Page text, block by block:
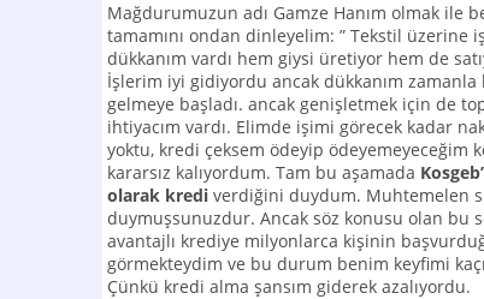
Mağdurumuzun adı Gamze Hanım olmak ile
tamamını ondan dinleyelim: ” Tekstil üzerine
dükkanım vardı hem giysi üretiyor hem de
İşlerim iyi gidiyordu ancak dükkanım zamanla
gelmeye başladı. ancak genişletmek için de
ihtiyacım vardı. Elimde işimi görecek kadar
yoktu, kredi çeksem ödeyip ödeyemeyeceğim
kararsız kalıyordum. Tam bu aşamada
olarak kredi verdiğini duydum. Muhtemelen
duymuşsunuzdur. Ancak söz konusu olan bu
avantajlı krediye milyonlarca kişinin
görmekteydim ve bu durum benim keyfimi
Çünkü kredi alma şansım giderek azalıyordu.